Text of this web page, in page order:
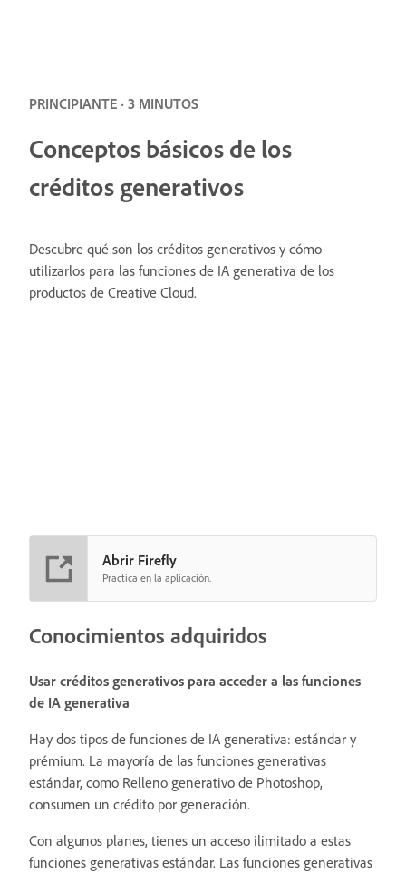
PRINCIPIANTE · 3 MINUTOS
Conceptos básicos de los
créditos generativos
Descubre qué son los créditos generativos y cómo
utilizarlos para las funciones de IA generativa de los
productos de Creative Cloud.
Abrir Firefly
Practica en la aplicación.
Conocimientos adquiridos
Usar créditos generativos para acceder a las funciones
de IA generativa
Hay dos tipos de funciones de IA generativa: estándar y
prémium. La mayoría de las funciones generativas
estándar, como Relleno generativo de Photoshop,
consumen un crédito por generación.
Con algunos planes, tienes un acceso ilimitado a estas
funciones generativas estándar. Las funciones generativas